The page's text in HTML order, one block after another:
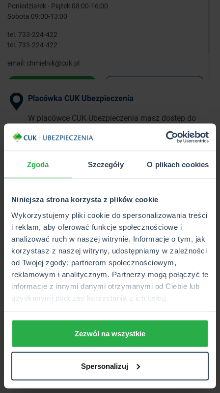
Zgoda Szczegóły O plikach cookies
Niniejsza strona korzysta z plików cookie
Wykorzystujemy pliki cookie do spersonalizowania treści
i reklam, aby oferować funkcje społecznościowe i
analizować ruch w naszej witrynie. Informacje o tym, jak
korzystasz z naszej witryny, udostępniamy w zależności
od Twojej zgody: partnerom społecznościowym,
reklamowym i analitycznym. Partnerzy mogą połączyć te
informacje z innymi danymi otrzymanymi od Ciebie lub
uzyskanymi podczas korzystania z ich usług.
Zezwól na wszystkie
Spersonalizuj
Poniedziałek - Piątek 08:00-16:00
Sobota 09:00-13:00
tel. 733-224-422
tel. 733-224-422
email: chmielnik@cuk.pl
Placówka CUK Ubezpieczenia
W placówce CUK Ubezpieczenia masz dostęp do
ubezpieczeniowych w 1 miejscu.
Punkt Partnerski CUK Ubezpieczenia
i kupisz wybrane produkty z pełnej oferty CUK.
Wkrótce otwarcie
Placówka lub Punkt Partnerski CUK Ubezpieczenia,
który wkrótce będzie otwarty.
Sprawdź, w jakich miastach
znajdziesz placówkę CUK:
Aleksandrów Kujawski
Aleksandrów Łódzki
Baborów
Barlinek